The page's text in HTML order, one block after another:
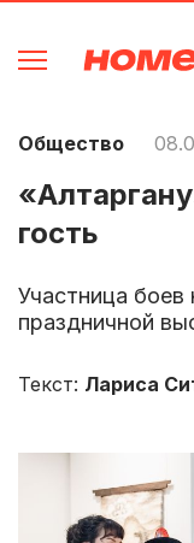
Общество
гость
Участница боев
праздничной
Текст: Лариса